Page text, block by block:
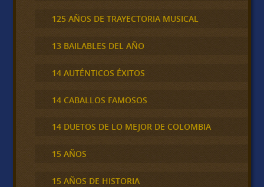
125 AÑOS DE TRAYECTORIA MUSICAL
13 BAILABLES DEL AÑO
14 AUTÉNTICOS ÉXITOS
14 CABALLOS FAMOSOS
14 DUETOS DE LO MEJOR DE COLOMBIA
15 AÑOS
15 AÑOS DE HISTORIA